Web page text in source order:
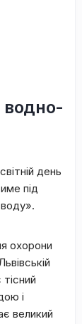
водно-
день
під
охорони
і
великий